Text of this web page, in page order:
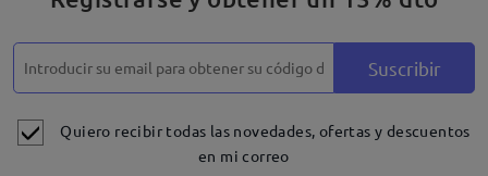
Suscribir
Quiero recibir todas las novedades, ofertas y descuentos
en mi correo